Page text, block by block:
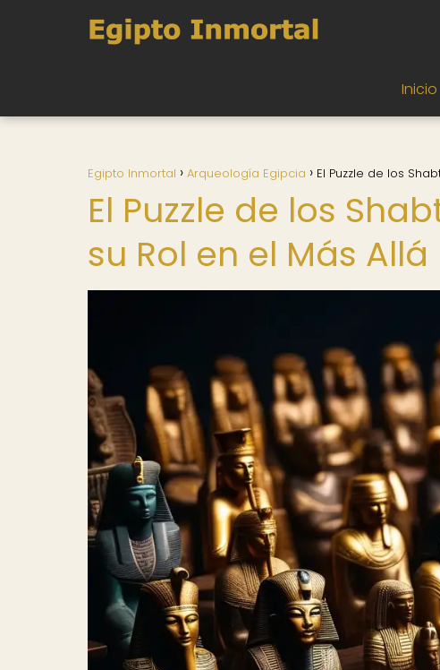
Inicio
Egipto Inmortal Arqueología Egipcia El Puzzle de los
El Puzzle de los
su Rol en el Más Allá